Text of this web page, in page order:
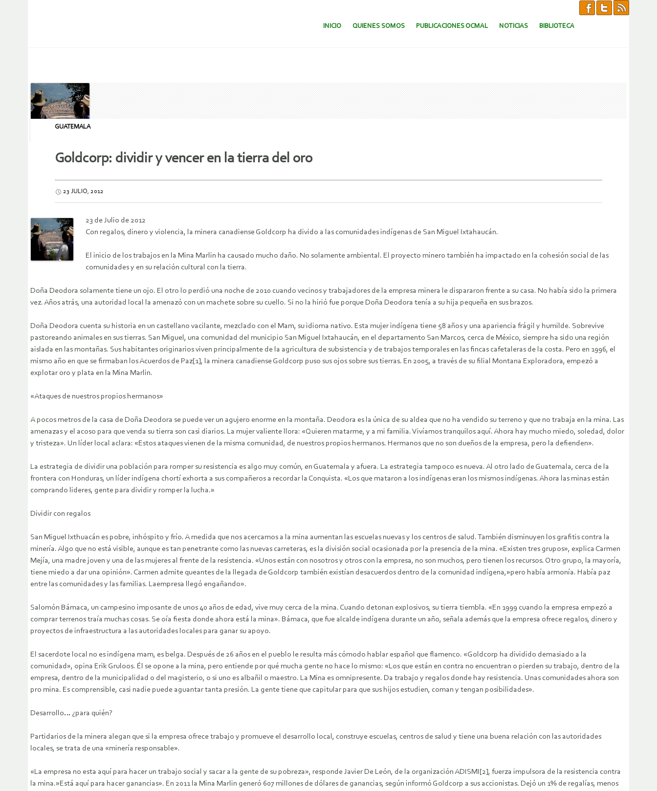
SALTAR AL CONTENIDO.
INICIO QUIENES SOMOS PUBLICACIONES OCMAL NOTICIAS BIBLIOTECA
GUATEMALA
Goldcorp: dividir y vencer en la tierra del oro
23 JULIO, 2012
23 de Julio de 2012
Con regalos, dinero y violencia, la minera canadiense Goldcorp ha divido a las comunidades indígenas de San Miguel Ixtahaucán.
El inicio de los trabajos en la Mina Marlin ha causado mucho daño. No solamente ambiental. El proyecto minero también ha impactado en la cohesión social de las
comunidades y en su relación cultural con la tierra.
Doña Deodora solamente tiene un ojo. El otro lo perdió una noche de 2010 cuando vecinos y trabajadores de la empresa minera le dispararon frente a su casa. No había sido la primera
vez. Años atrás, una autoridad local la amenazó con un machete sobre su cuello. Si no la hirió fue porque Doña Deodora tenía a su hija pequeña en sus brazos.
Doña Deodora cuenta su historia en un castellano vacilante, mezclado con el Mam, su idioma nativo. Esta mujer indígena tiene 58 años y una apariencia frágil y humilde. Sobrevive
pastoreando animales en sus tierras. San Miguel, una comunidad del municipio San Miguel Ixtahaucán, en el departamento San Marcos, cerca de México, siempre ha sido una región
aislada en las montañas. Sus habitantes originarios viven principalmente de la agricultura de subsistencia y de trabajos temporales en las fincas cafetaleras de la costa. Pero en 1996, el
mismo año en que se firmaban los Acuerdos de Paz[1], la minera canadiense Goldcorp puso sus ojos sobre sus tierras. En 2005, a través de su filial Montana Exploradora, empezó a
explotar oro y plata en la Mina Marlin.
«Ataques de nuestros propios hermanos»
A pocos metros de la casa de Doña Deodora se puede ver un agujero enorme en la montaña. Deodora es la única de su aldea que no ha vendido su terreno y que no trabaja en la mina. Las
amenazas y el acoso para que venda su tierra son casi diarios. La mujer valiente llora: «Quieren matarme, y a mi familia. Vivíamos tranquilos aquí. Ahora hay mucho miedo, soledad, dolor
y tristeza». Un líder local aclara: «Estos ataques vienen de la misma comunidad, de nuestros propios hermanos. Hermanos que no son dueños de la empresa, pero la defienden».
La estrategia de dividir una población para romper su resistencia es algo muy común, en Guatemala y afuera. La estrategia tampoco es nueva. Al otro lado de Guatemala, cerca de la
frontera con Honduras, un líder indígena chortí exhorta a sus compañeros a recordar la Conquista. «Los que mataron a los indígenas eran los mismos indígenas. Ahora las minas están
comprando lideres, gente para dividir y romper la lucha.»
Dividir con regalos
San Miguel Ixthuacán es pobre, inhóspito y frío. A medida que nos acercamos a la mina aumentan las escuelas nuevas y los centros de salud. También disminuyen los grafitis contra la
minería. Algo que no está visible, aunque es tan penetrante como las nuevas carreteras, es la división social ocasionada por la presencia de la mina. «Existen tres grupos», explica Carmen
Mejía, una madre joven y una de las mujeres al frente de la resistencia. «Unos están con nosotros y otros con la empresa, no son muchos, pero tienen los recursos. Otro grupo, la mayoría,
tiene miedo a dar una opinión». Carmen admite queantes de la llegada de Goldcorp también existían desacuerdos dentro de la comunidad indígena,»pero había armonía. Había paz
entre las comunidades y las familias. Laempresa llegó engañando».
Salomón Bámaca, un campesino imposante de unos 40 años de edad, vive muy cerca de la mina. Cuando detonan explosivos, su tierra tiembla. «En 1999 cuando la empresa empezó a
comprar terrenos traía muchas cosas. Se oía fiesta donde ahora está la mina». Bámaca, que fue alcalde indígena durante un año, señala además que la empresa ofrece regalos, dinero y
proyectos de infraestructura a las autoridades locales para ganar su apoyo.
El sacerdote local no es indígena mam, es belga. Después de 26 años en el pueblo le resulta más cómodo hablar español que flamenco. «Goldcorp ha dividido demasiado a la
comunidad», opina Erik Gruloos. Él se opone a la mina, pero entiende por qué mucha gente no hace lo mismo: «Los que están en contra no encuentran o pierden su trabajo, dentro de la
empresa, dentro de la municipalidad o del magisterio, o si uno es albañil o maestro. La Mina es omnipresente. Da trabajo y regalos donde hay resistencia. Unas comunidades ahora son
pro mina. Es comprensible, casi nadie puede aguantar tanta presión. La gente tiene que capitular para que sus hijos estudien, coman y tengan posibilidades».
Desarrollo… ¿para quién?
Partidarios de la minera alegan que si la empresa ofrece trabajo y promueve el desarrollo local, construye escuelas, centros de salud y tiene una buena relación con las autoridades
locales, se trata de una «minería responsable».
«La empresa no esta aquí para hacer un trabajo social y sacar a la gente de su pobreza», responde Javier De León, de la organización ADISMI[2], fuerza impulsora de la resistencia contra
la mina.»Está aquí para hacer ganancias». En 2011 la Mina Marlin generó 607 millones de dólares de ganancias, según informó Goldcorp a sus accionistas. Dejó un 1% de regalías, menos